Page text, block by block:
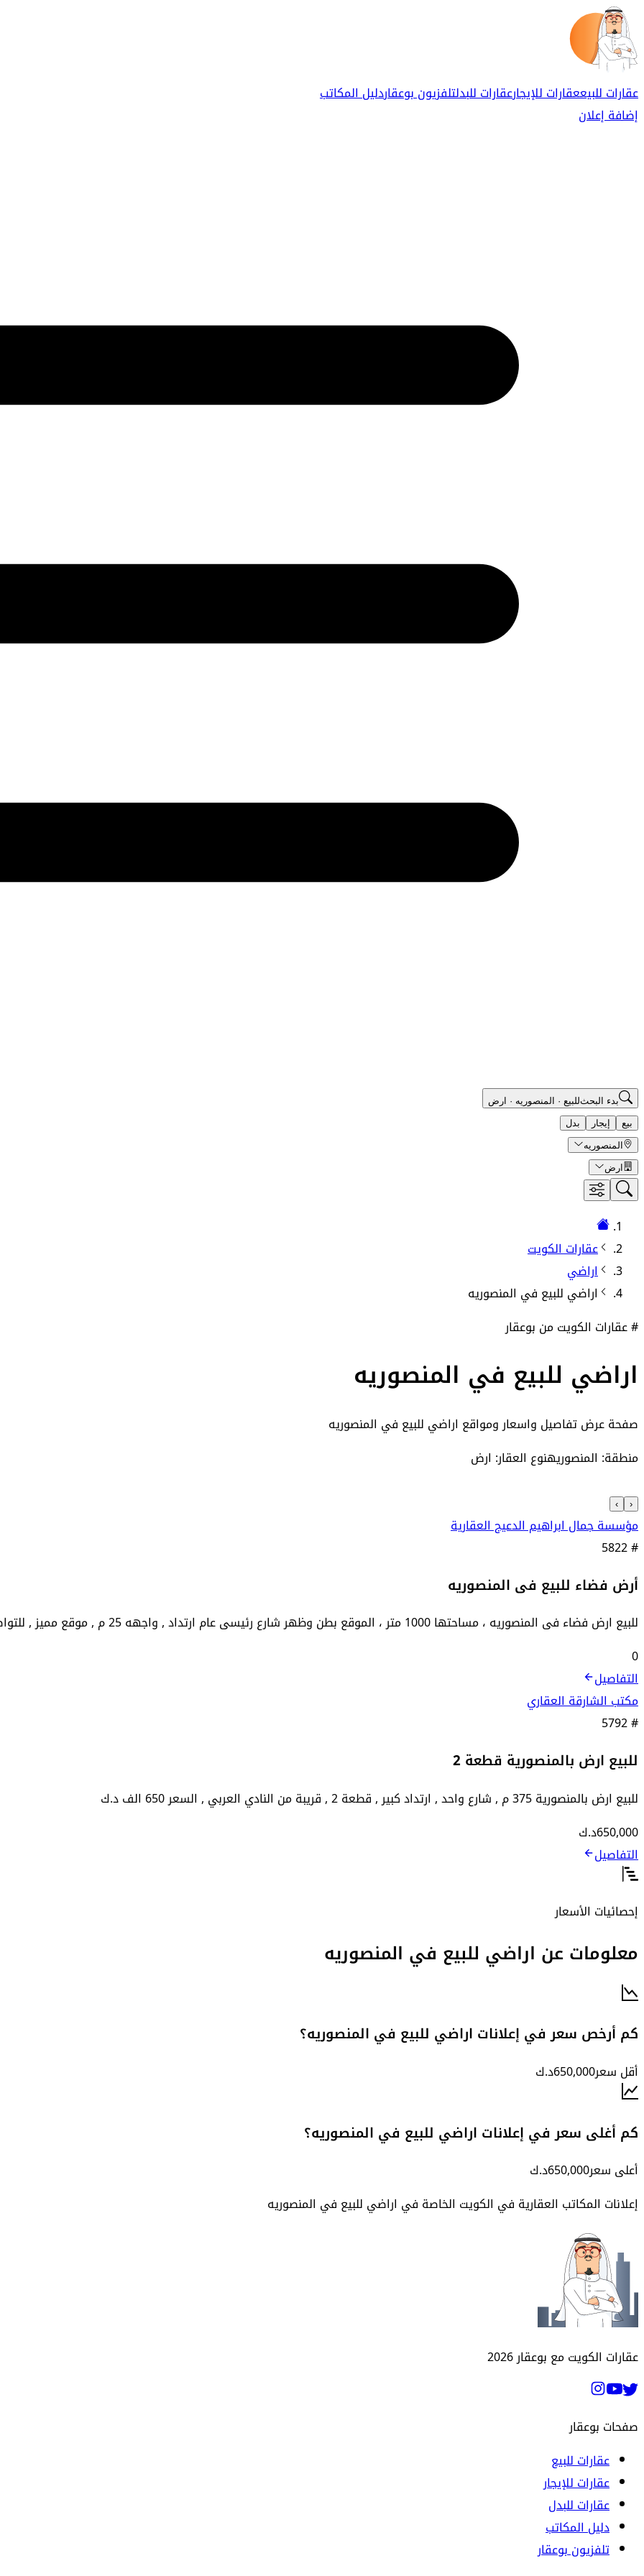
عقارات للبيععقارات للإيجارعقارات للبدلتلفزيون بوعقاردليل المكاتب
إضافة إعلان
بدء البحثللبيع · المنصوريه · ارض
بيع إيجار بدل
المنصوريه
ارض
عقارات الكويت
اراضي
اراضي للبيع في المنصوريه
# عقارات الكويت من بوعقار
اراضي للبيع في المنصوريه
صفحة عرض تفاصيل واسعار ومواقع اراضي للبيع في المنصوريه
منطقة: المنصوريهنوع العقار: ارض
‹
›
مؤسسة جمال ابراهيم الدعيج العقارية
5822#
أرض فضاء للبيع فى المنصوريه
للبيع ارض فضاء فى المنصوريه ، مساحتها 1000 متر ، الموقع بطن وظهر شارع رئيسى عام ارتداد , واجهه 25 م , موقع مميز , للتواصل 98988771
0
التفاصيل
مكتب الشارقة العقاري
5792#
للبيع ارض بالمنصورية قطعة 2
للبيع ارض بالمنصورية 375 م , شارع واحد , ارتداد كبير , قطعة 2 , قريبة من النادي العربي , السعر 650 الف د.ك
650,000د.ك
التفاصيل
إحصائيات الأسعار
معلومات عن اراضي للبيع في المنصوريه
كم أرخص سعر في إعلانات اراضي للبيع في المنصوريه؟
أقل سعر650,000د.ك
كم أغلى سعر في إعلانات اراضي للبيع في المنصوريه؟
أعلى سعر650,000د.ك
إعلانات المكاتب العقارية في الكويت الخاصة في اراضي للبيع في المنصوريه
عقارات الكويت مع بوعقار2026
صفحات بوعقار
عقارات للبيع
عقارات للإيجار
عقارات للبدل
دليل المكاتب
تلفزيون بوعقار